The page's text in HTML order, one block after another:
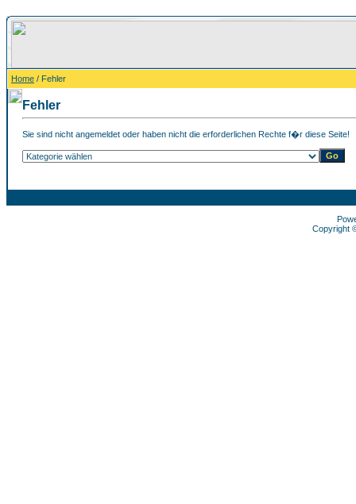
Home / Fehler
Fehler
Sie sind nicht angemeldet oder haben nicht die erforderlichen Rechte f�r diese Seite!
Copyright